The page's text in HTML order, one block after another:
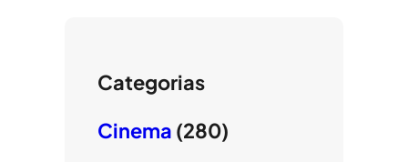
Categorias
Cinema (280)